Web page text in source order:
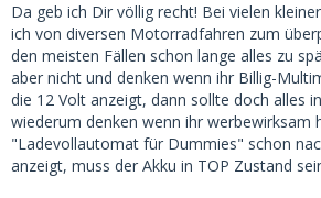
Da geb ich Dir völlig recht! Bei vielen
ich von diversen Motorradfahren zum
den meisten Fällen schon lange alles zu
aber nicht und denken wenn ihr Billig-
die 12 Volt anzeigt, dann sollte doch alles
wiederum denken wenn ihr werbewirksam
"Ladevollautomat für Dummies" schon
anzeigt, muss der Akku in TOP Zustand